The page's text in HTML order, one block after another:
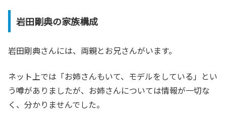
岩田剛典の家族構成
岩田剛典さんには、両親とお兄さんがいます。
ネット上では「お姉さんもいて、モデルをしている」とい
う噂がありましたが、お姉さんについては情報が一切な
く、分かりませんでした。